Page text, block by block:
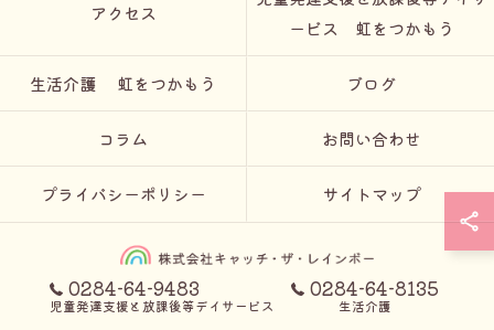
0284-64-9483
児童発達支援と放課後等デイサービス
0284-64-8135
生活介護
アクセス
ービス 虹をつかもう
生活介護 虹をつかもう ブログ
コラム お問い合わせ
プライバシーポリシー サイトマップ